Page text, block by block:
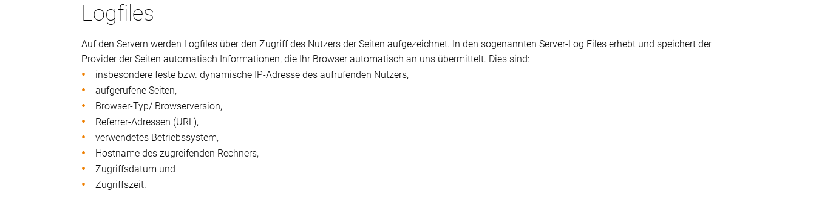
Logfiles
Auf den Servern werden Logfiles über den Zugriff des Nutzers der Seiten aufgezeichnet. In den sogenannten Server-Log Files erhebt und speichert der
Provider der Seiten automatisch Informationen, die Ihr Browser automatisch an uns übermittelt. Dies sind:
insbesondere feste bzw. dynamische IP-Adresse des aufrufenden Nutzers,
aufgerufene Seiten,
Browser-Typ/ Browserversion,
Referrer-Adressen (URL),
verwendetes Betriebssystem,
Hostname des zugreifenden Rechners,
Zugriffsdatum und
Zugriffszeit.